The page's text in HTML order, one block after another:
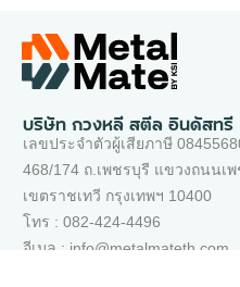
บริษัท กวงหลี สตีล อินดัสทรี
เลขประจำตัวผู้เสียภาษี
468/174 ถ.เพชรบุรี แขวงถนนเ
เขตราชเทวี กรุงเทพฯ 10400
โทร : 082-424-4496
อีเมล : info@metalmateth.com